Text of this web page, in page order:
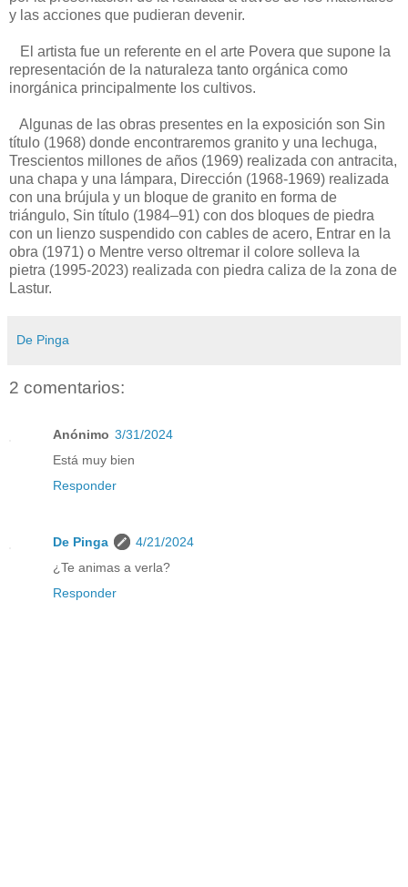
y las acciones que pudieran devenir.
El artista fue un referente en el arte Povera que supone la
representación de la naturaleza tanto orgánica como
inorgánica principalmente los cultivos.
Algunas de las obras presentes en la exposición son Sin
título (1968) donde encontraremos granito y una lechuga,
Trescientos millones de años (1969) realizada con antracita,
una chapa y una lámpara, Dirección (1968-1969) realizada
con una brújula y un bloque de granito en forma de
triángulo, Sin título (1984–91) con dos bloques de piedra
con un lienzo suspendido con cables de acero, Entrar en la
obra (1971) o Mentre verso oltremar il colore solleva la
pietra (1995-2023) realizada con piedra caliza de la zona de
Lastur.
De Pinga
2 comentarios:
Anónimo 3/31/2024
Está muy bien
Responder
De Pinga
4/21/2024
¿Te animas a verla?
Responder